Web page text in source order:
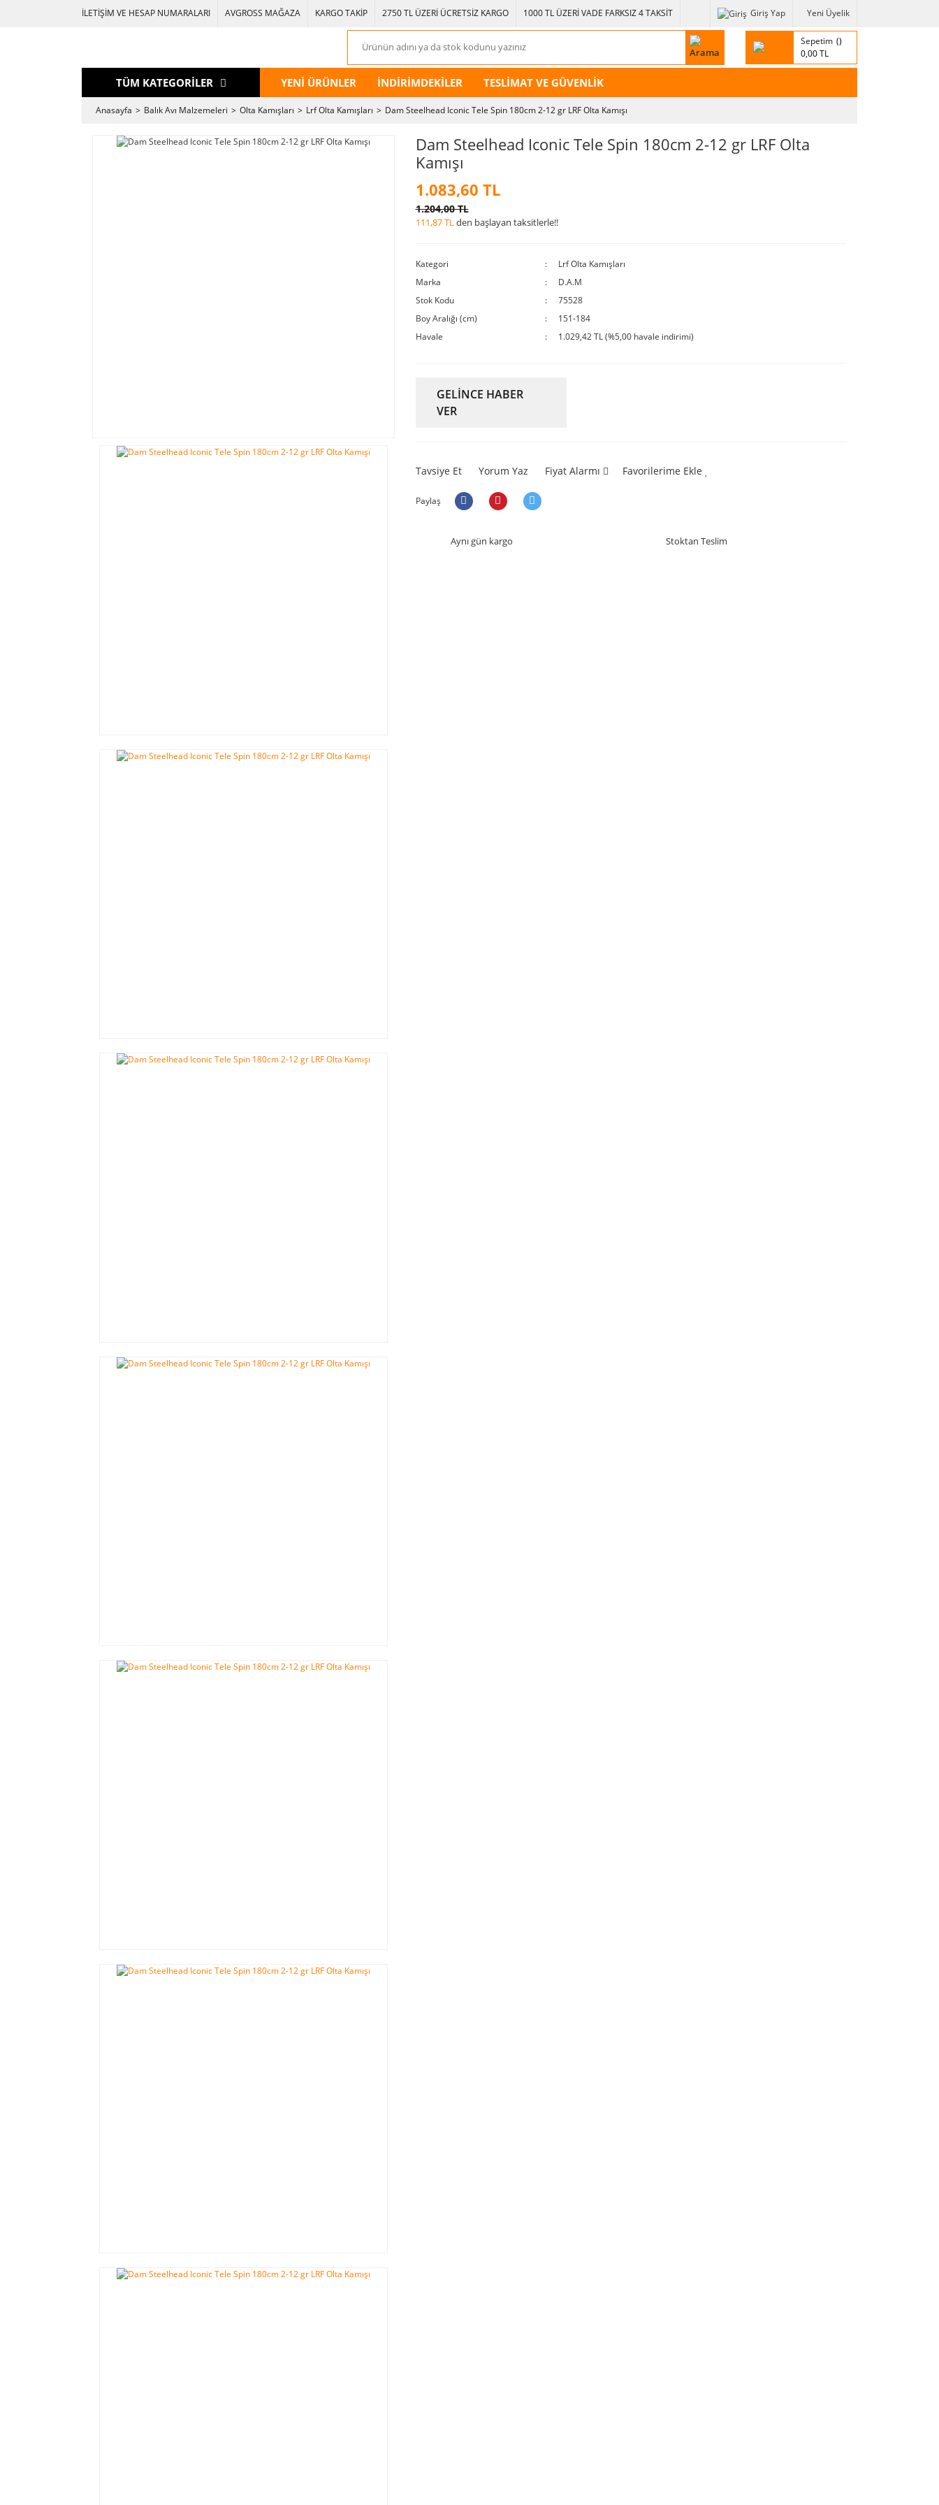
İLETİŞİM VE HESAP NUMARALARI AVGROSS MAĞAZA KARGO TAKİP 2750 TL ÜZERİ ÜCRETSİZ KARGO 1000 TL ÜZERİ VADE FARKSIZ 4 TAKSİT Giriş Yap Yeni Üyelik
Sepetim
0,00 TL
TÜM KATEGORİLER YENİ ÜRÜNLER İNDİRİMDEKİLER TESLİMAT VE GÜVENLİK
Anasayfa Balık Avı Malzemeleri Olta Kamışları Lrf Olta Kamışları Dam Steelhead Iconic Tele Spin 180cm 2-12 gr LRF Olta Kamışı
Dam Steelhead Iconic Tele Spin 180cm 2-12 gr LRF Olta
Kamışı
1.083,60 TL
1.204,00 TL
111,87 TLden başlayan taksitlerle!!
Kategori
Lrf Olta Kamışları
Marka
D.A.M
Stok Kodu
75528
Boy Aralığı (cm)
151-184
Havale
1.029,42 TL (%5,00 havale indirimi)
GELİNCE HABER
VER
Tavsiye Et Yorum Yaz Fiyat Alarmı Favorilerime Ekle
Paylaş
Aynı gün kargo Stoktan Teslim